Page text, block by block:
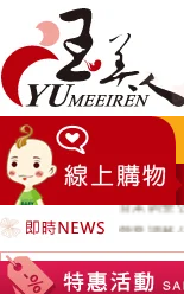
好YUN香
營業調整
營業調整
營業調整
營業調
營業調整
營業調
營業調整
公司總機
玉美人，